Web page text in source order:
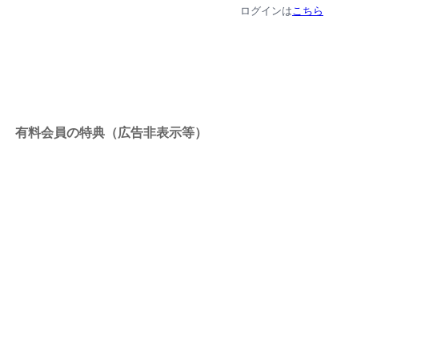
ログインはこちら
有料会員の特典（広告非表示等）